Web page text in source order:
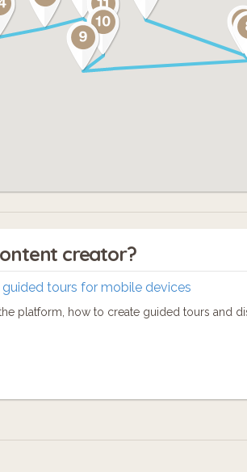
creator?
guided tours for mobile devices
platform, how to create guided tours and